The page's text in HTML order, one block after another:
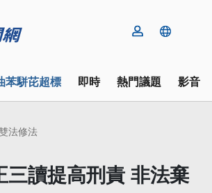
苯駢芘超標 即時 熱門議題 影音
法修法
三讀提高刑責 非法棄